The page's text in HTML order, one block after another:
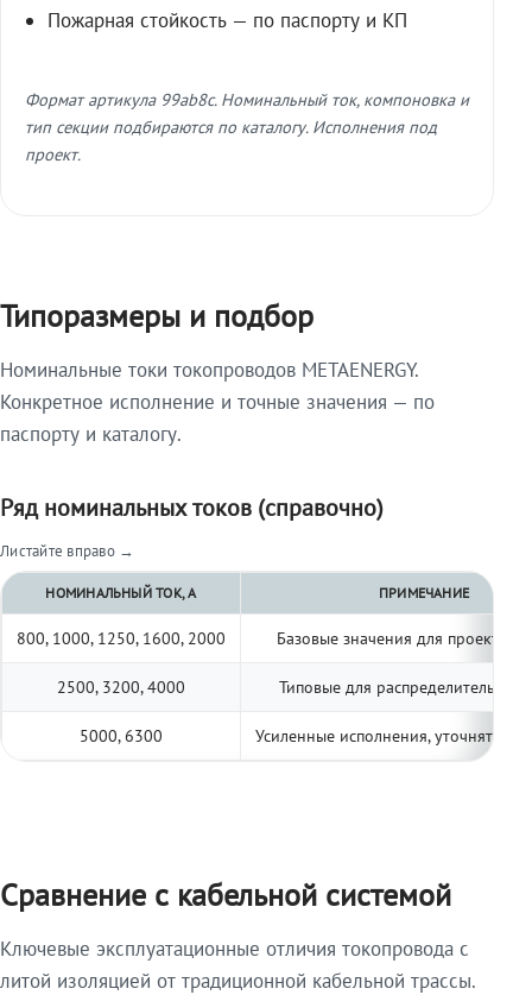
Пожарная стойкость — по паспорту и КП
Формат артикула 99ab8c. Номинальный ток, компоновка и
тип секции подбираются по каталогу. Исполнения под
проект.
Типоразмеры и подбор
Номинальные токи токопроводов METAENERGY.
Конкретное исполнение и точные значения — по
паспорту и каталогу.
Ряд номинальных токов (справочно)
Листайте вправо →
НОМИНАЛЬНЫЙ ТОК, А ПРИМЕЧАНИЕ
800, 1000, 1250, 1600, 2000 Базовые значения для
2500, 3200, 4000 Типовые для распределительных
5000, 6300 Усиленные исполнения, уточнять по
Сравнение с кабельной системой
Ключевые эксплуатационные отличия токопровода с
литой изоляцией от традиционной кабельной трассы.